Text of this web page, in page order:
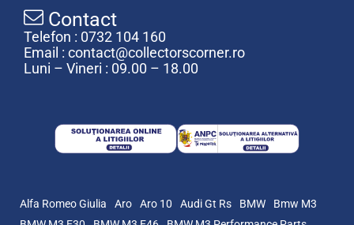
Contact
Telefon : 0732 104 160
Email : contact@collectorscorner.ro
Luni – Vineri : 09.00 – 18.00
Alfa Romeo Giulia Aro Aro 10 Audi Gt Rs BMW
Bmw M3